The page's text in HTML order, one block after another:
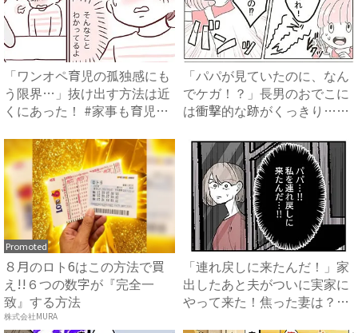
「ワンオペ育児の孤独感にも
う限界…」抜け出す方法は近
くにあった！ #家事も育児
「パパが見ていたのに、なん
でケガ！？」長男のおでこに
は衝撃的な跡がくっきり…！
Promoted
８月のロト6はこの方法で買
え!!６つの数字が『完全一
致』する方法
株式会社MURA
「連れ戻しに来たんだ！」家
出したあと夫がついに実家に
やって来た！焦った妻は？